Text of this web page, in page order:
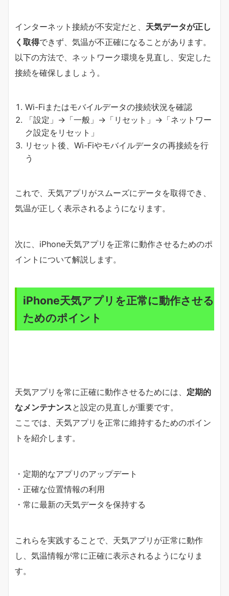
インターネット接続が不安定だと、 天気データが正し
く取得できず、気温が不正確になることがあります。
以下の方法で、ネットワーク環境を見直し、安定した
接続を確保しましょう。
Wi-Fiまたはモバイルデータの接続状況を確認
「設定」→「一般」→「リセット」→「ネットワー
ク設定をリセット」
リセット後、Wi-Fiやモバイルデータの再接続を行
う
これで、天気アプリがスムーズにデータを取得でき、
気温が正しく表示されるようになります。
次に、iPhone天気アプリを正常に動作させるためのポ
イントについて解説します。
iPhone天気アプリを正常に動作させる
ためのポイント
天気アプリを常に正確に動作させるためには、 定期的
なメンテナンスと設定の見直しが重要です。
ここでは、天気アプリを正常に維持するためのポイン
トを紹介します。
・定期的なアプリのアップデート
・正確な位置情報の利用
・常に最新の天気データを保持する
これらを実践することで、天気アプリが正常に動作
し、気温情報が常に正確に表示されるようになりま
す。